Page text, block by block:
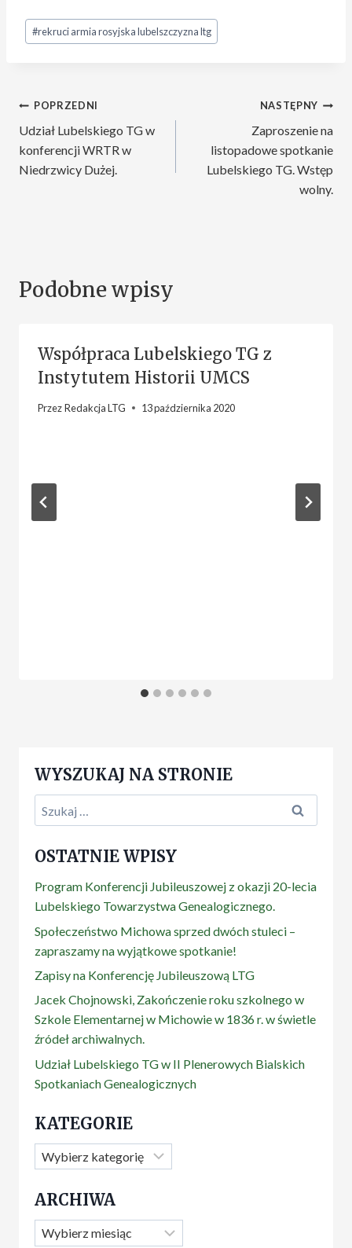
Tagi
wpisu:
#rekruci armia rosyjska lubelszczyzna ltg
Nawigacja
wpisu
POPRZEDNI
Udział Lubelskiego TG w
konferencji WRTR w
Niedrzwicy Dużej.
NASTĘPNY
Zaproszenie na
listopadowe spotkanie
Lubelskiego TG. Wstęp
wolny.
Podobne wpisy
Współpraca Lubelskiego TG z
Instytutem Historii UMCS
PrzezRedakcja LTG 13 października 2020
WYSZUKAJ NA STRONIE
Szukaj:
OSTATNIE WPISY
Program Konferencji Jubileuszowej z okazji 20-lecia
Lubelskiego Towarzystwa Genealogicznego.
Społeczeństwo Michowa sprzed dwóch stuleci –
zapraszamy na wyjątkowe spotkanie!
Zapisy na Konferencję Jubileuszową LTG
Jacek Chojnowski, Zakończenie roku szkolnego w
Szkole Elementarnej w Michowie w 1836 r. w świetle
źródeł archiwalnych.
Udział Lubelskiego TG w II Plenerowych Bialskich
Spotkaniach Genealogicznych
KATEGORIE
Kategorie
ARCHIWA
Archiwa